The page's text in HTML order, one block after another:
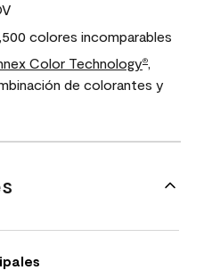
colores incomparables
Color Technology®,
de colorantes y